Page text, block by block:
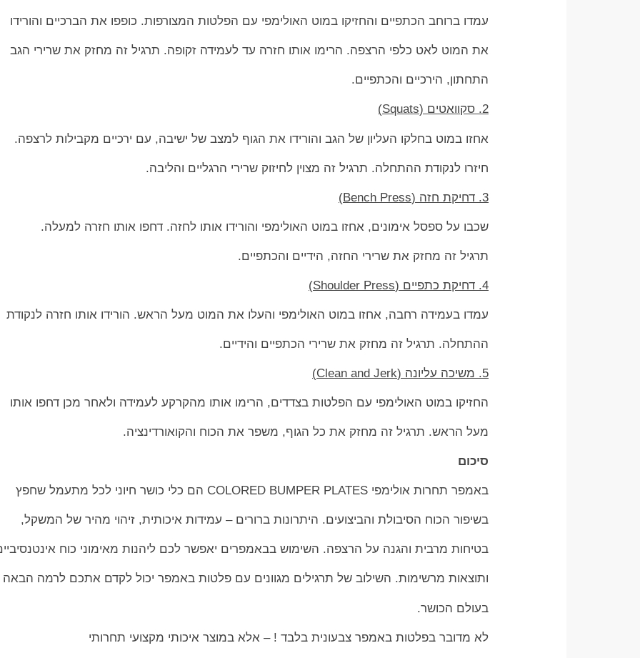
עמדו ברוחב הכתפיים והחזיקו במוט האולימפי עם הפלטות המצורפות. כופפו את הברכיים והורידו
את המוט לאט כלפי הרצפה. הרימו אותו חזרה עד לעמידה זקופה. תרגיל זה מחזק את שרירי הגב
התחתון, הירכיים והכתפיים.
2. סקוואטים (Squats)
אחזו במוט בחלקו העליון של הגב והורידו את הגוף למצב של ישיבה, עם ירכיים מקבילות לרצפה.
חיזרו לנקודת ההתחלה. תרגיל זה מצוין לחיזוק שרירי הרגליים והליבה.
3. דחיקת חזה (Bench Press)
שכבו על ספסל אימונים, אחזו במוט האולימפי והורידו אותו לחזה. דחפו אותו חזרה למעלה.
תרגיל זה מחזק את שרירי החזה, הידיים והכתפיים.
4. דחיקת כתפיים (Shoulder Press)
עמדו בעמידה רחבה, אחזו במוט האולימפי והעלו את המוט מעל הראש. הורידו אותו חזרה לנקודת
ההתחלה. תרגיל זה מחזק את שרירי הכתפיים והידיים.
5. משיכה עליונה (Clean and Jerk)
החזיקו במוט האולימפי עם הפלטות בצדדים, הרימו אותו מהקרקע לעמידה ולאחר מכן דחפו אותו
מעל הראש. תרגיל זה מחזק את כל הגוף, משפר את הכוח והקואורדינציה.
סיכום
באמפר תחרות אולימפי COLORED BUMPER PLATES הם כלי כושר חיוני לכל מתעמל שחפץ
בשיפור הכוח הסיבולת והביצועים. היתרונות ברורים – עמידות איכותית, זיהוי מהיר של המשקל,
בטיחות מרבית והגנה על הרצפה. השימוש בבאמפרים יאפשר לכם ליהנות מאימוני כוח
ותוצאות מרשימות. השילוב של תרגילים מגוונים עם פלטות באמפר יכול לקדם אתכם לרמה הבאה
בעולם הכושר.
לא מדובר בפלטות באמפר צבעונית בלבד ! – אלא במוצר איכותי מקצועי תחרותי